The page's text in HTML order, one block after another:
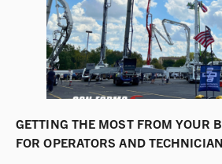
GETTING THE MOST FROM YOUR
FOR OPERATORS AND